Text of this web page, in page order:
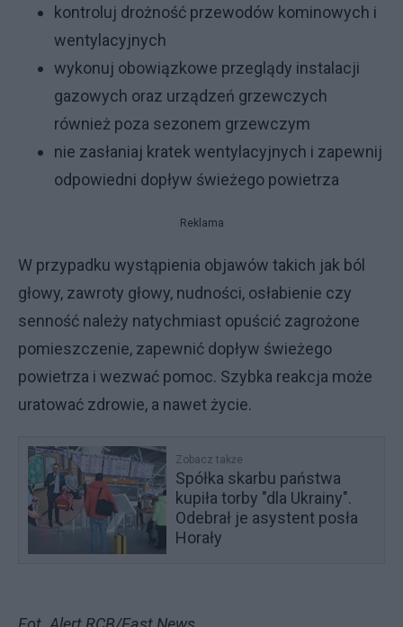
kontroluj drożność przewodów kominowych i
wentylacyjnych
wykonuj obowiązkowe przeglądy instalacji
gazowych oraz urządzeń grzewczych
również poza sezonem grzewczym
nie zasłaniaj kratek wentylacyjnych i zapewnij
odpowiedni dopływ świeżego powietrza
Reklama
W przypadku wystąpienia objawów takich jak ból
głowy, zawroty głowy, nudności, osłabienie czy
senność należy natychmiast opuścić zagrożone
pomieszczenie, zapewnić dopływ świeżego
powietrza i wezwać pomoc. Szybka reakcja może
uratować zdrowie, a nawet życie.
Zobacz także
Spółka skarbu państwa
kupiła torby "dla Ukrainy".
Odebrał je asystent posła
Horały